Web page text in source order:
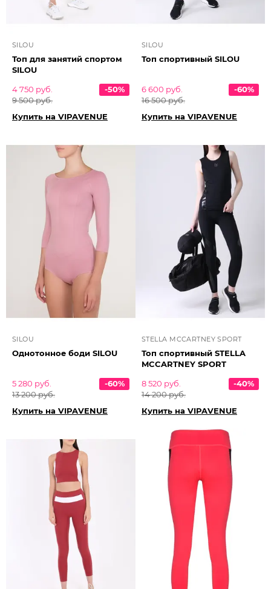
SILOU
Топ для занятий спортом
SILOU
4 750 руб.
9 500 руб.
-50%
Купить на VIPAVENUE
SILOU
Топ спортивный SILOU
6 600 руб.
16 500 руб.
-60%
Купить на VIPAVENUE
SILOU
Однотонное боди SILOU
5 280 руб.
13 200 руб.
-60%
Купить на VIPAVENUE
STELLA MCCARTNEY SPORT
Топ спортивный STELLA
MCCARTNEY SPORT
8 520 руб.
14 200 руб.
-40%
Купить на VIPAVENUE